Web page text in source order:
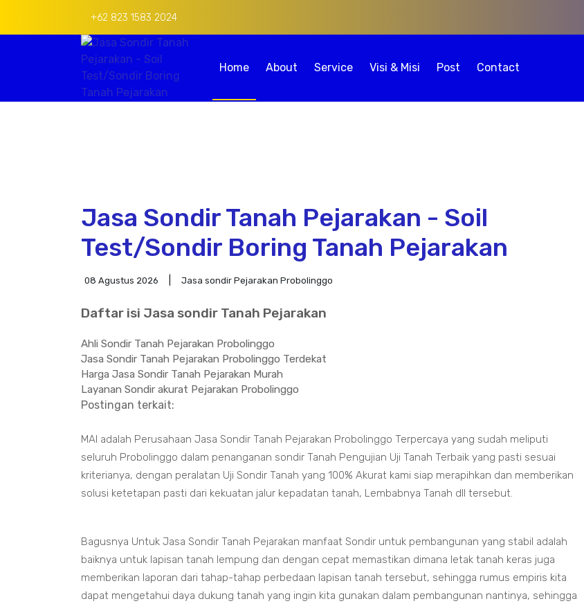
+62 823 1583 2024
Home About Service Visi & Misi Post Contact
Jasa Sondir Tanah Pejarakan - Soil
Test/Sondir Boring Tanah Pejarakan
08 Agustus 2026 Jasa sondir Pejarakan Probolinggo
Daftar isi Jasa sondir Tanah Pejarakan
Ahli Sondir Tanah Pejarakan Probolinggo
Jasa Sondir Tanah Pejarakan Probolinggo Terdekat
Harga Jasa Sondir Tanah Pejarakan Murah
Layanan Sondir akurat Pejarakan Probolinggo
Postingan terkait:
MAI adalah Perusahaan Jasa Sondir Tanah Pejarakan Probolinggo Terpercaya yang sudah meliputi
seluruh Probolinggo dalam penanganan sondir Tanah Pengujian Uji Tanah Terbaik yang pasti sesuai
kriterianya, dengan peralatan Uji Sondir Tanah yang 100% Akurat kami siap merapihkan dan memberikan
solusi ketetapan pasti dari kekuatan jalur kepadatan tanah, Lembabnya Tanah dll tersebut.
Bagusnya Untuk Jasa Sondir Tanah Pejarakan manfaat Sondir untuk pembangunan yang stabil adalah
baiknya untuk lapisan tanah lempung dan dengan cepat memastikan dimana letak tanah keras juga
memberikan laporan dari tahap-tahap perbedaan lapisan tanah tersebut, sehingga rumus empiris kita
dapat mengetahui daya dukung tanah yang ingin kita gunakan dalam pembangunan nantinya, sehingga